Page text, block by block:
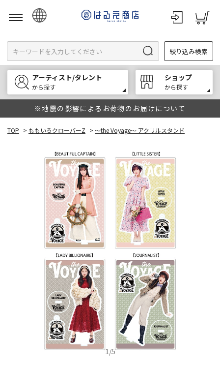
English
한국어
中文
絞り込み検索
アーティスト/タレント
から探す
ショップ
から探す
※地震の影響によるお荷物のお届けについて
TOP > ももいろクローバーZ > ～the Voyage～ アクリルスタンド
1/5